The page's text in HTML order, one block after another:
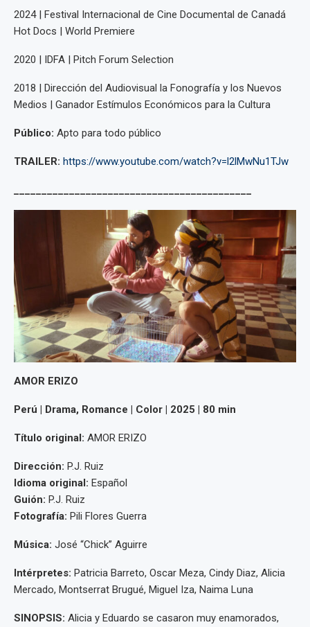
2024 | Festival Internacional de Cine Documental de Canadá
Hot Docs | World Premiere
2020 | IDFA | Pitch Forum Selection
2018 | Dirección del Audiovisual la Fonografía y los Nuevos
Medios | Ganador Estímulos Económicos para la Cultura
Público: Apto para todo público
TRAILER: https://www.youtube.com/watch?v=l2lMwNu1TJw
AMOR ERIZO
Perú | Drama, Romance | Color | 2025 | 80 min
Título original: AMOR ERIZO
Dirección: P.J. Ruiz
Idioma original: Español
Guión: P.J. Ruiz
Fotografía: Pili Flores Guerra
Música: José “Chick” Aguirre
Intérpretes: Patricia Barreto, Oscar Meza, Cindy Diaz, Alicia
Mercado, Montserrat Brugué, Miguel Iza, Naima Luna
SINOPSIS: Alicia y Eduardo se casaron muy enamorados,